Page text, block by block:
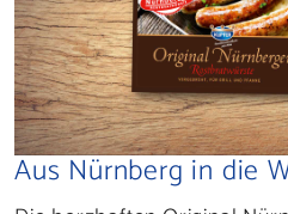
Aus Nürnberg in die